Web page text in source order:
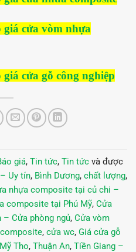
giá cửa vòm nhựa
giá cửa gỗ công nghiệp
giá, Tin tức, Tin tức và được
Uy tín, Bình Dương, chất lượng,
nhựa composite tại củ chi –
composite tại Phú Mỹ, Cửa
– Cửa phòng ngủ, Cửa vòm
, cửa wc, Giá cửa gỗ
Tho, Thuận An, Tiền Giang –